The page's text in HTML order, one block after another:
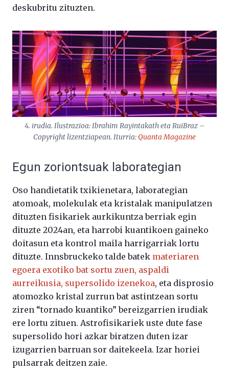
deskubritu zituzten.
4. irudia. Ilustrazioa: Ibrahim Rayintakath eta RuiBraz –
Copyright lizentziapean. Iturria:Quanta Magazine
Egun zoriontsuak laborategian
Oso handietatik txikienetara, laborategian
atomoak, molekulak eta kristalak manipulatzen
dituzten fisikariek aurkikuntza berriak egin
dituzte 2024an, eta harrobi kuantikoen gaineko
doitasun eta kontrol maila harrigarriak lortu
dituzte. Innsbruckeko talde batek materiaren
egoera exotiko bat sortu zuen, aspaldi
aurreikusia, supersolido izenekoa, eta disprosio
atomozko kristal zurrun bat astintzean sortu
ziren “tornado kuantiko” bereizgarrien irudiak
ere lortu zituen. Astrofisikariek uste dute fase
supersolido hori azkar biratzen duten izar
izugarrien barruan sor daitekeela. Izar horiei
pulsarrak deitzen zaie.